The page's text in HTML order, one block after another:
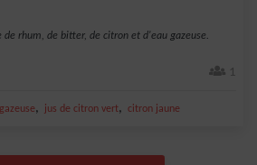
de rhum, de bitter, de citron et d'eau gazeuse.
1
, jus de citron vert, citron jaune